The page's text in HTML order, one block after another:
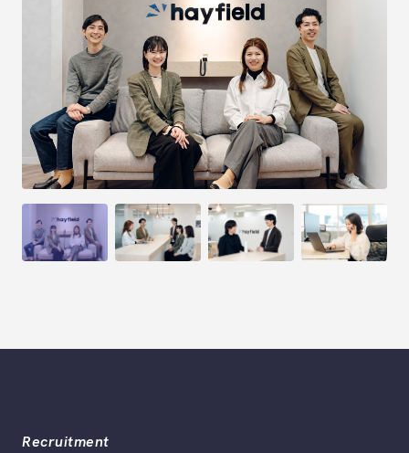
Recruitment